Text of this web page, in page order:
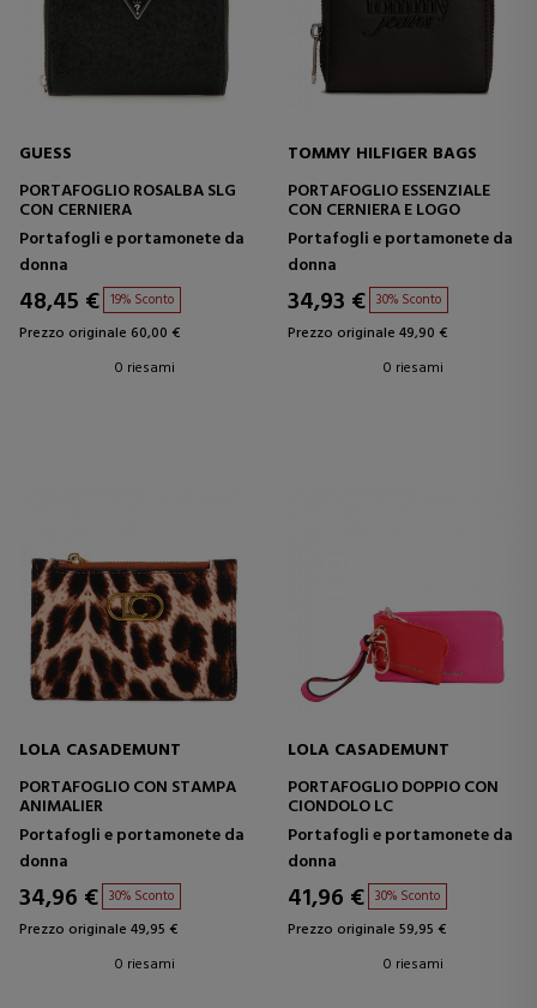
GUESS
PORTAFOGLIO ROSALBA SLG
CON CERNIERA
Portafogli e portamonete da
donna
48,45 € 19% Sconto
Prezzo originale 60,00 €
0 riesami
TOMMY HILFIGER BAGS
PORTAFOGLIO ESSENZIALE
CON CERNIERA E LOGO
Portafogli e portamonete da
donna
34,93 € 30% Sconto
Prezzo originale 49,90 €
0 riesami
LOLA CASADEMUNT
PORTAFOGLIO CON STAMPA
ANIMALIER
Portafogli e portamonete da
donna
34,96 € 30% Sconto
Prezzo originale 49,95 €
0 riesami
LOLA CASADEMUNT
PORTAFOGLIO DOPPIO CON
CIONDOLO LC
Portafogli e portamonete da
donna
41,96 € 30% Sconto
Prezzo originale 59,95 €
0 riesami